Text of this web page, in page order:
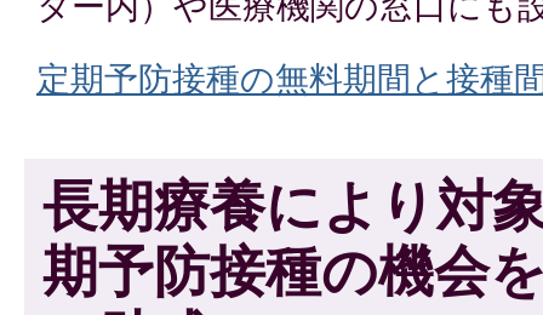
定期予防接種の無料期間と接種
長期療養により対
期予防接種の機会